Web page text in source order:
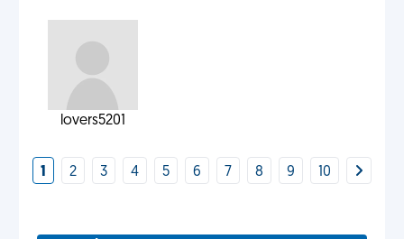
lovers5201
1 2 3 4 5 6 7 8 9 10